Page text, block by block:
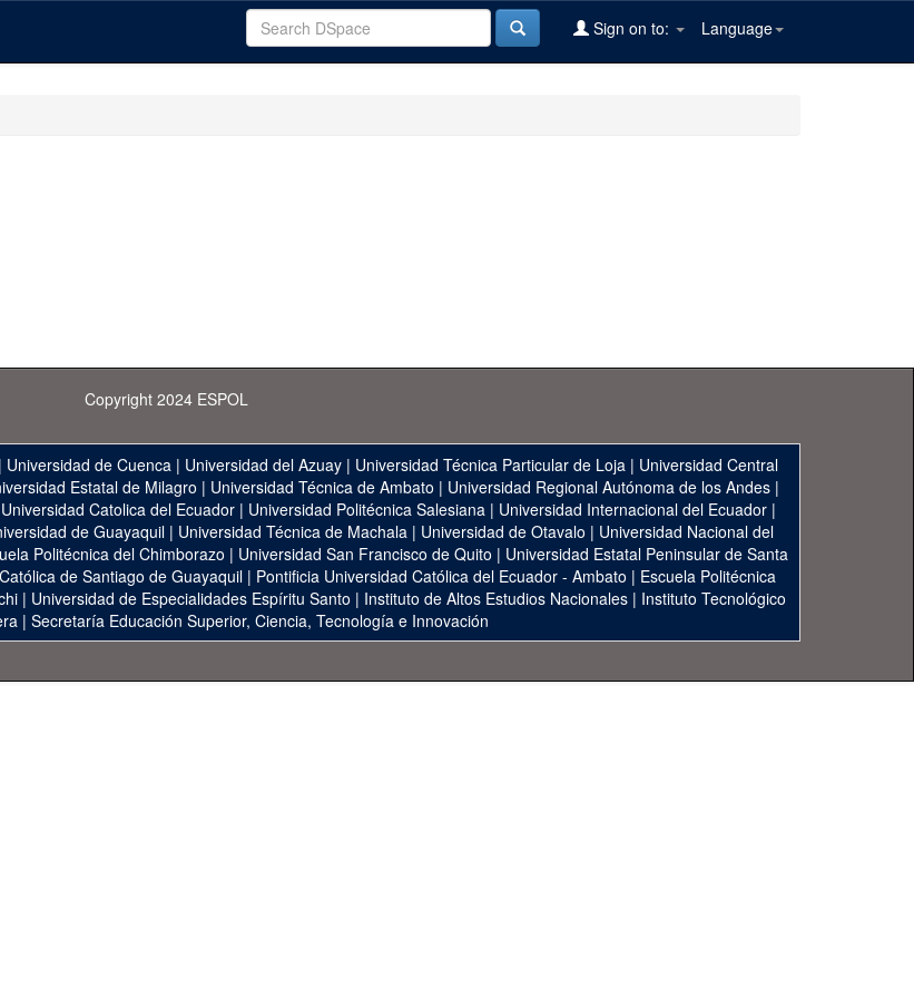
Language
Sign on to:
Copyright 2024 ESPOL
| Universidad de Cuenca | Universidad del Azuay | Universidad Técnica Particular de Loja | Universidad Central
Estatal de Milagro | Universidad Técnica de Ambato | Universidad Regional Autónoma de los Andes|
Catolica del Ecuador| Universidad Politécnica Salesiana| Universidad Internacional del Ecuador|
de Guayaquil | Universidad Técnica de Machala | Universidad de Otavalo | Universidad Nacional del
Politécnica del Chimborazo | Universidad San Francisco de Quito | Universidad Estatal Peninsular de Santa
de Santiago de Guayaquil | Pontificia Universidad Católica del Ecuador - Ambato | Escuela Politécnica
| Universidad de Especialidades Espíritu Santo | Instituto de Altos Estudios Nacionales | Instituto Tecnológico
| Secretaría Educación Superior, Ciencia, Tecnología e Innovación